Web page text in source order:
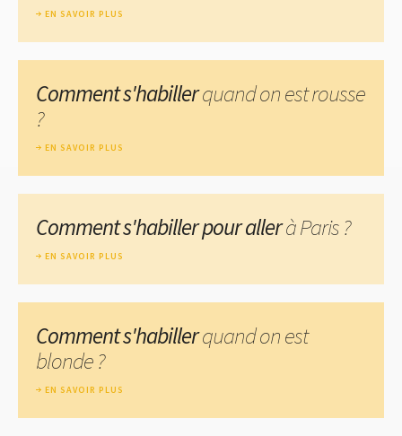
EN SAVOIR PLUS
Comment s'habillerquand on est rousse
?
EN SAVOIR PLUS
Comment s'habiller pour allerà Paris ?
EN SAVOIR PLUS
Comment s'habillerquand on est
blonde ?
EN SAVOIR PLUS